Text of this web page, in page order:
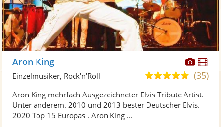
Fotos
Aron King
4,9
5
(35)
Einzelmusiker, Rock'n'Roll
Aron King mehrfach Ausgezeichneter Elvis Tribute Artist.
Unter anderem. 2010 und 2013 bester Deutscher Elvis.
2020 Top 15 Europas . Aron King ...